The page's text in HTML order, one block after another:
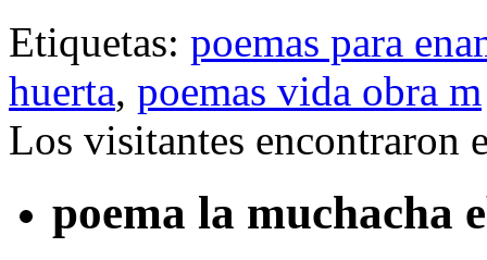
Etiquetas: poemas para
huerta, poemas vida obra m
Los visitantes encontraron
poema la muchacha